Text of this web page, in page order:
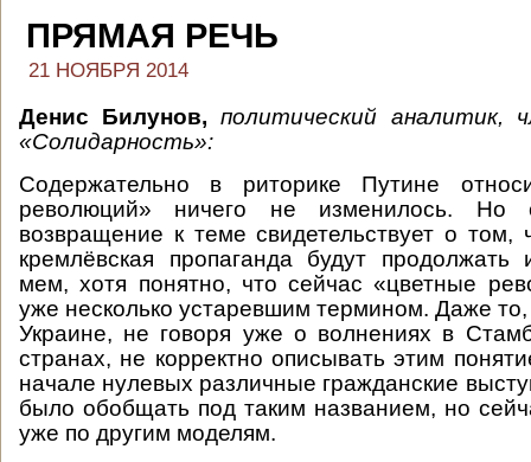
ПРЯМАЯ РЕЧЬ
21 НОЯБРЯ 2014
Денис Билунов, политический аналитик,
«Солидарность»:
Содержательно в риторике Путине
революций» ничего не изменилось. Но
возвращение к теме свидетельствует о том,
кремлёвская пропаганда будут продолжать
мем, хотя понятно, что сейчас «цветные
уже несколько устаревшим термином. Даже то,
Украине, не говоря уже о волнениях в
странах, не корректно описывать этим
начале нулевых различные гражданские
было обобщать под таким названием, но
уже по другим моделям.